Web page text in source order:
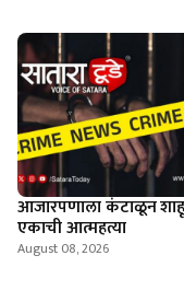
आजारपणाला कंटाळून
एकाची आत्महत्या
August 08, 2026